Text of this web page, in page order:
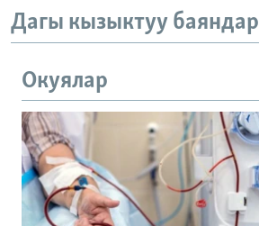
Дагы кызыктуу баяндар
Окуялар